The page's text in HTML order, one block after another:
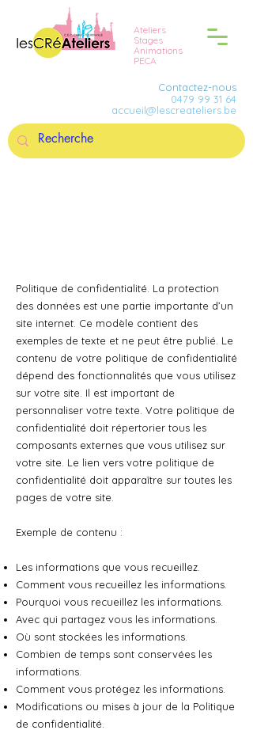
Ateliers
Stages
Animations
PECA
Contactez-nous
0479 99 31 64
accueil@lescreateliers.be
Politique de confidentialité. La protection
des données est une partie importante d’un
site internet. Ce modèle contient des
exemples de texte et ne peut être publié. Le
contenu de votre politique de confidentialité
dépend des fonctionnalités que vous utilisez
sur votre site. Il est important de
personnaliser votre texte. Votre politique de
confidentialité doit répertorier tous les
composants externes que vous utilisez sur
votre site. Le lien vers votre politique de
confidentialité doit apparaître sur toutes les
pages de votre site.
Exemple de contenu :
Les informations que vous recueillez.
Comment vous recueillez les informations.
Pourquoi vous recueillez les informations.
Avec qui partagez vous les informations.
Où sont stockées les informations.
Combien de temps sont conservées les
informations.
Comment vous protégez les informations.
Modifications ou mises à jour de la Politique
de confidentialité.